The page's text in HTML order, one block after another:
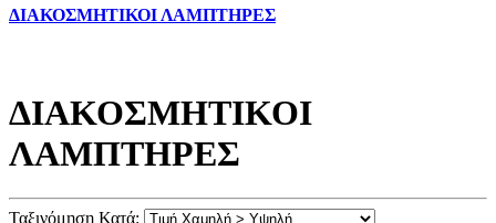
ΔΙΑΚΟΣΜΗΤΙΚΟΙ ΛΑΜΠΤΗΡΕΣ
ΔΙΑΚΟΣΜΗΤΙΚΟΙ
ΛΑΜΠΤΗΡΕΣ
Ταξινόμηση Κατά: